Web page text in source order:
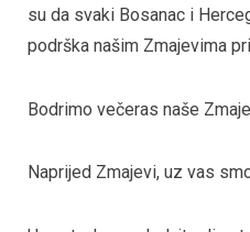
su da svaki Bosanac i
podrška našim Zmajevima
Bodrimo večeras naše
Naprijed Zmajevi, uz vas